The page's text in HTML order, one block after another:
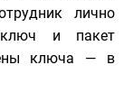
лично
и пакет
ключа — в